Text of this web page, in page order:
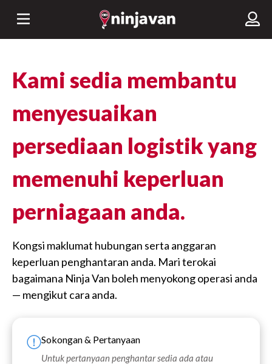
Kami sedia membantu
menyesuaikan
persediaan logistik yang
memenuhi keperluan
perniagaan anda.
Kongsi maklumat hubungan serta anggaran
keperluan penghantaran anda. Mari terokai
bagaimana Ninja Van boleh menyokong operasi anda
— mengikut cara anda.
Sokongan & Pertanyaan
Untuk pertanyaan penghantar sedia ada atau